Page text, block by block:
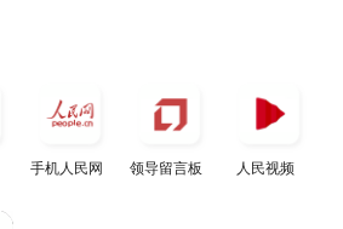
手机人民网 领导留言板 人民视频